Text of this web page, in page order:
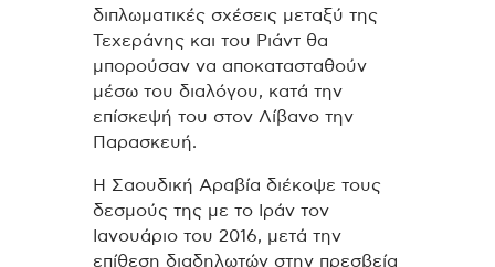
διπλωματικές σχέσεις μεταξύ της
Τεχεράνης και του Ριάντ θα
μπορούσαν να αποκατασταθούν
μέσω του διαλόγου, κατά την
επίσκεψή του στον Λίβανο την
Παρασκευή.
Η Σαουδική Αραβία διέκοψε τους
δεσμούς της με το Ιράν τον
Ιανουάριο του 2016, μετά την
επίθεση διαδηλωτών στην πρεσβεία